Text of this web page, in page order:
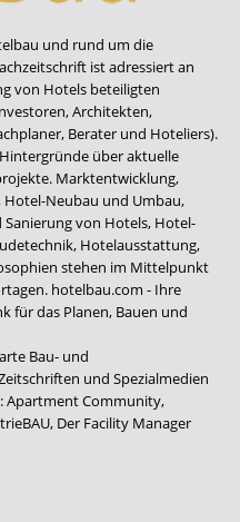
und rund um die
ist adressiert an
von Hotels beteiligten
Architekten,
Berater und Hoteliers).
über aktuelle
Marktentwicklung,
Neubau und Umbau,
von Hotels, Hotel-
Hotelausstattung,
stehen im Mittelpunkt
hotelbau.com - Ihre
für das Planen, Bauen und
Bau- und
und Spezialmedien
Apartment Community,
, Der Facility Manager